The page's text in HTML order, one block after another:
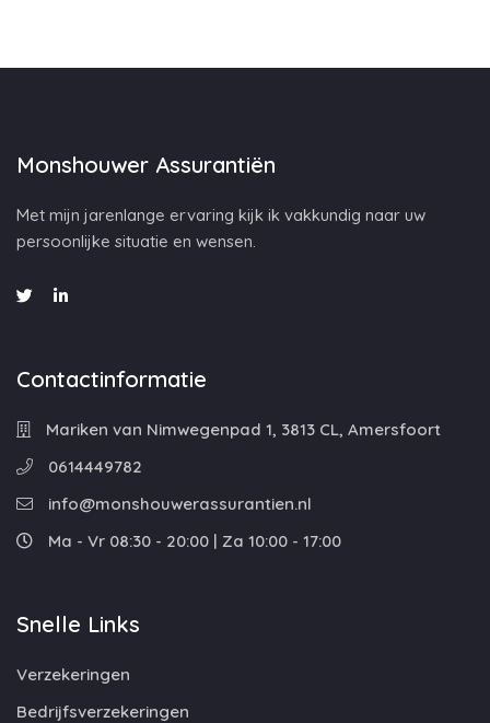
Monshouwer Assurantiën
Met mijn jarenlange ervaring kijk ik vakkundig naar uw
persoonlijke situatie en wensen.
Contactinformatie
Mariken van Nimwegenpad 1, 3813 CL, Amersfoort
0614449782
info@monshouwerassurantien.nl
Ma - Vr 08:30 - 20:00 | Za 10:00 - 17:00
Snelle Links
Verzekeringen
Bedrijfsverzekeringen